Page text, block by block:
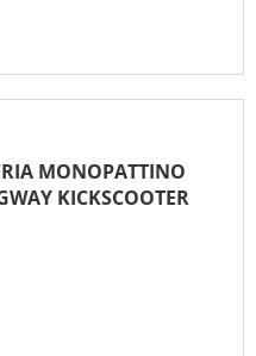
MONOPATTINO
KICKSCOOTER